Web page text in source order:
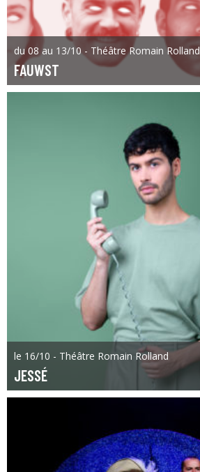
du 08 au 13/10 - Théâtre Romain Rolland
FAUWST
le 16/10 - Théâtre Romain Rolland
JESSÉ